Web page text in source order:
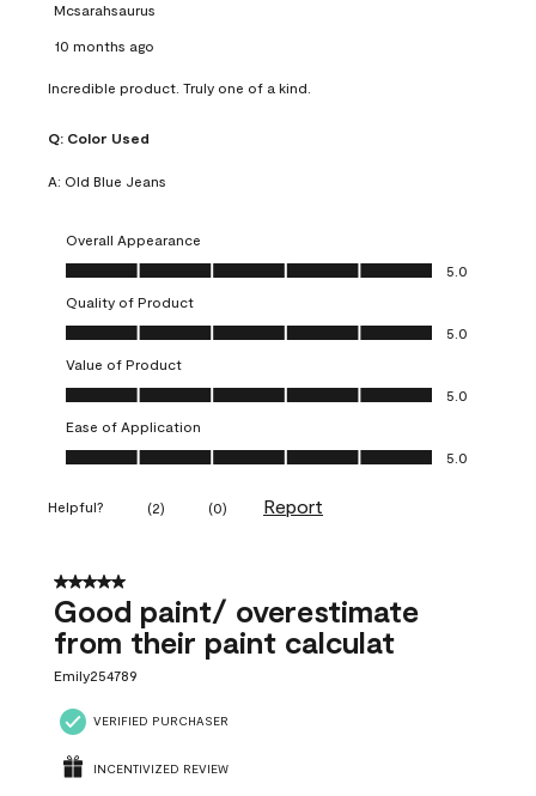
Mcsarahsaurus
10 months ago
Incredible product. Truly one of a kind.
Q: Color Used
A: Old Blue Jeans
Overall Appearance
Overall Appearance, 5.0 out of 5
5.0
Quality of Product
Quality of Product, 5.0 out of 5
5.0
Value of Product
Value of Product, 5.0 out of 5
5.0
Ease of Application
Ease of Application, 5.0 out of 5
5.0
Helpful? (2) (0) Report
5 out of 5 stars.
Good paint/ overestimate
from their paint calculat
Emily254789
VERIFIED PURCHASER
INCENTIVIZED REVIEW